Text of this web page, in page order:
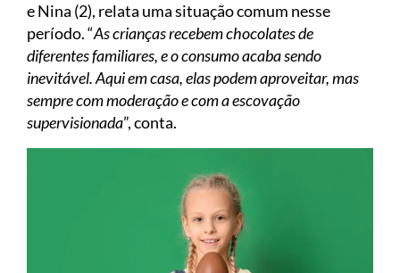
e Nina (2), relata uma situação comum nesse
período. “As crianças recebem chocolates de
diferentes familiares, e o consumo acaba sendo
inevitável. Aqui em casa, elas podem aproveitar, mas
sempre com moderação e com a escovação
supervisionada”, conta.